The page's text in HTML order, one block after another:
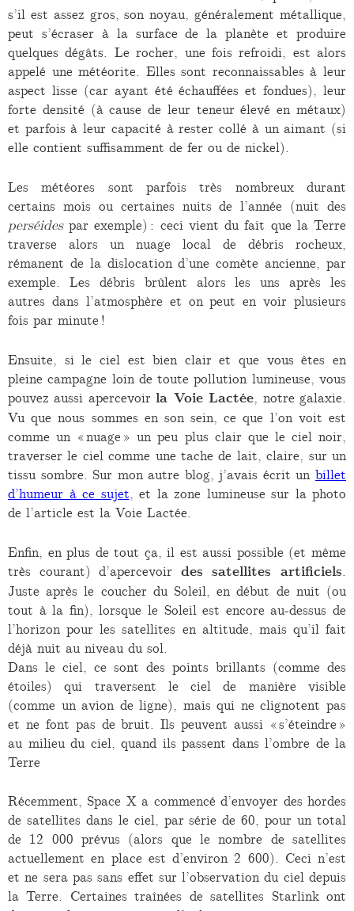
s’il est assez gros, son noyau, généralement métallique,
peut s’écraser à la surface de la planète et produire
quelques dégâts. Le rocher, une fois refroidi, est alors
appelé une météorite. Elles sont reconnaissables à leur
aspect lisse (car ayant été échauffées et fondues), leur
forte densité (à cause de leur teneur élevé en métaux)
et parfois à leur capacité à rester collé à un aimant (si
elle contient suffisamment de fer ou de nickel).
Les météores sont parfois très nombreux durant
certains mois ou certaines nuits de l’année (nuit des
perséidespar exemple) : ceci vient du fait que la Terre
traverse alors un nuage local de débris rocheux,
rémanent de la dislocation d’une comète ancienne, par
exemple. Les débris brûlent alors les uns après les
autres dans l’atmosphère et on peut en voir plusieurs
fois par minute !
Ensuite, si le ciel est bien clair et que vous êtes en
pleine campagne loin de toute pollution lumineuse, vous
pouvez aussi apercevoirla Voie Lactée , notre galaxie.
Vu que nous sommes en son sein, ce que l’on voit est
comme un « nuage » un peu plus clair que le ciel noir,
traverser le ciel comme une tache de lait, claire, sur un
tissu sombre. Sur mon autre blog, j’avais écrit un billet
d’humeur à ce sujet , et la zone lumineuse sur la photo
de l’article est la Voie Lactée.
Enfin, en plus de tout ça, il est aussi possible (et même
très courant) d’apercevoir des satellites artificiels
Juste après le coucher du Soleil, en début de nuit (ou
tout à la fin), lorsque le Soleil est encore au-dessus de
l’horizon pour les satellites en altitude, mais qu’il fait
déjà nuit au niveau du sol.
Dans le ciel, ce sont des points brillants (comme des
étoiles) qui traversent le ciel de manière visible
(comme un avion de ligne), mais qui ne clignotent pas
et ne font pas de bruit. Ils peuvent aussi « s’éteindre »
au milieu du ciel, quand ils passent dans l’ombre de la
Terre
Récemment, Space X a commencé d’envoyer des hordes
de satellites dans le ciel, par série de 60, pour un total
de 12 000 prévus (alors que le nombre de satellites
actuellement en place est d’environ 2 600). Ceci n’est
et ne sera pas sans effet sur l’observation du ciel depuis
la Terre. Certaines traînées de satellites Starlink ont